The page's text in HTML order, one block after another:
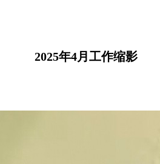
2025年4月工作缩影